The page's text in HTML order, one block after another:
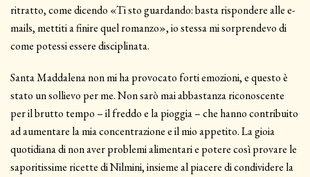
ritratto, come dicendo «Ti sto guardando: basta rispondere alle e-
mails, mettiti a finire quel romanzo», io stessa mi sorprendevo di
come potessi essere disciplinata.
Santa Maddalena non mi ha provocato forti emozioni, e questo è
stato un sollievo per me. Non sarò mai abbastanza riconoscente
per il brutto tempo – il freddo e la pioggia – che hanno contribuito
ad aumentare la mia concentrazione e il mio appetito. La gioia
quotidiana di non aver problemi alimentari e potere così provare le
saporitissime ricette di Nilmini, insieme al piacere di condividere la